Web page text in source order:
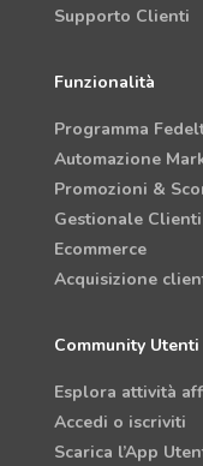
Supporto Clienti
Funzionalità
Programma
Automazione
Promozioni &
Gestionale Clienti
Ecommerce
Acquisizione
Community Utenti
Esplora attività
Accedi o iscriviti
Scarica l’App